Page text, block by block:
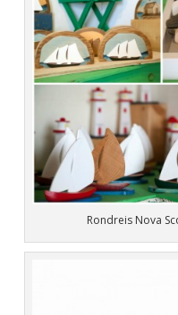
Rondreis Nova